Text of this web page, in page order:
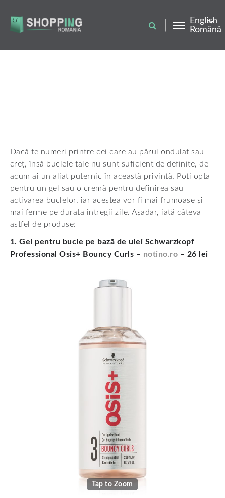
main
content
English
Română
Dacă te numeri printre cei care au părul ondulat sau
creț, însă buclele tale nu sunt suficient de definite, de
acum ai un aliat puternic în această privință. Poți opta
pentru un gel sau o cremă pentru definirea sau
activarea buclelor, iar acestea vor fi mai frumoase și
mai ferme pe durata întregii zile. Așadar, iată câteva
astfel de produse:
1. Gel pentru bucle pe bază de ulei Schwarzkopf
Professional Osis+ Bouncy Curls – notino.ro – 26 lei
Tap to Zoom